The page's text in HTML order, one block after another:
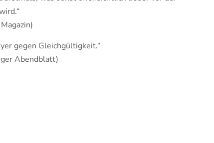
gegen Gleichgültigkeit.“
Abendblatt)